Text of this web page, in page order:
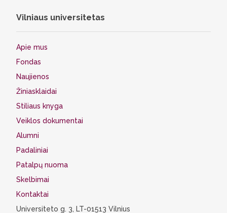
Vilniaus universitetas
Apie mus
Fondas
Naujienos
Žiniasklaidai
Stiliaus knyga
Veiklos dokumentai
Alumni
Padaliniai
Patalpų nuoma
Skelbimai
Kontaktai
Universiteto g. 3, LT-01513 Vilnius